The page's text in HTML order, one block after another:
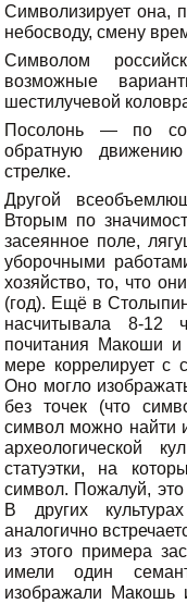
Символизирует она,
небосводу, смену
Символом
возможные
шестилучевой
Посолонь — по
обратную
стрелке.
Другой
Вторым по
засеянное поле,
уборочными
хозяйство, то, что
(год). Ещё в
насчитывала 8-12
почитания Макоши
мере коррелирует с
Оно могло
без точек (что
символ можно найти
археологической
статуэтки, на
символ. Пожалуй,
В других
аналогично
из этого примера
имели один
изображали